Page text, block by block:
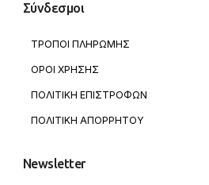
Σύνδεσμοι
ΤΡΟΠΟΙ ΠΛΗΡΩΜΗΣ
ΟΡΟΙ ΧΡΗΣΗΣ
ΠΟΛΙΤΙΚΗ ΕΠΙΣΤΡΟΦΩΝ
ΠΟΛΙΤΙΚΗ ΑΠΟΡΡΗΤΟΥ
Newsletter